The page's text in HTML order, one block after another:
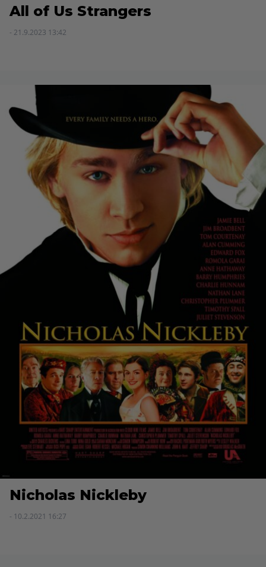
All of Us Strangers
- 21.9.2023 13:42
Nicholas Nickleby
- 10.2.2021 16:27